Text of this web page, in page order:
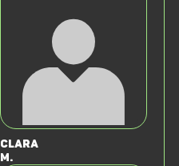
Clara
M.